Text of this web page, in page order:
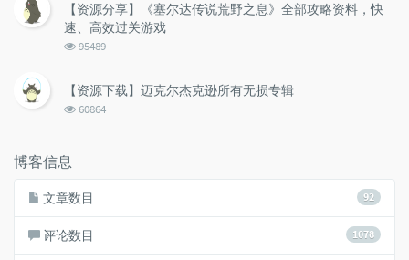
数:
【资源分享】《塞尔达传说荒野之息》全部攻略资料，快
速、高效过关游戏
浏
数:
95489
【资源下载】迈克尔杰克逊所有无损专辑
浏
60864
博客信息
92
文章数目
1078
评论数目